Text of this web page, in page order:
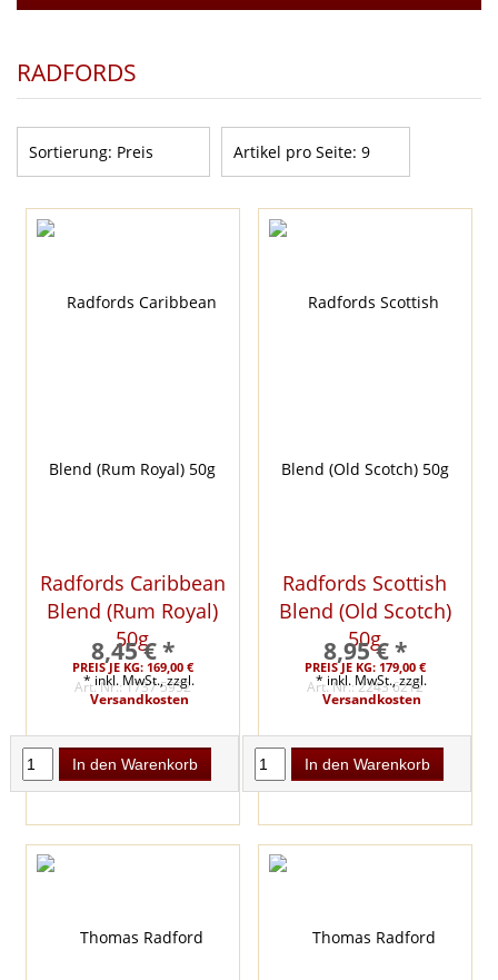
RADFORDS
Sortierung: Preis Artikel pro Seite: 9
Radfords Caribbean
Blend (Rum Royal)
50g
PREIS JE KG: 169,00 €
Art. Nr.: 1737 5952
8,45 € *
* inkl. MwSt., zzgl.
Versandkosten
In den Warenkorb
Radfords Scottish
Blend (Old Scotch)
50g
PREIS JE KG: 179,00 €
Art. Nr.: 2243 6212
8,95 € *
* inkl. MwSt., zzgl.
Versandkosten
In den Warenkorb